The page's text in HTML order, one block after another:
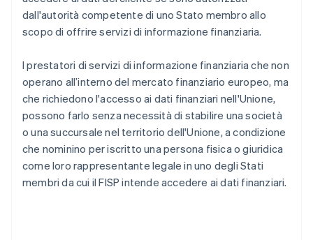
dall'autorità competente di uno Stato membro allo
scopo di offrire servizi di informazione finanziaria.
I prestatori di servizi di informazione finanziaria che non
operano all’interno del mercato finanziario europeo, ma
che richiedono l'accesso ai dati finanziari nell'Unione,
possono farlo senza necessità di stabilire una società
o una succursale nel territorio dell'Unione, a condizione
che nominino per iscritto una persona fisica o giuridica
come loro rappresentante legale in uno degli Stati
membri da cui il FISP intende accedere ai dati finanziari.